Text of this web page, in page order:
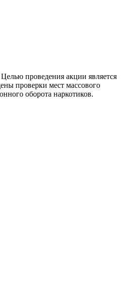
проведения акции является
проверки мест массового
оборота наркотиков.